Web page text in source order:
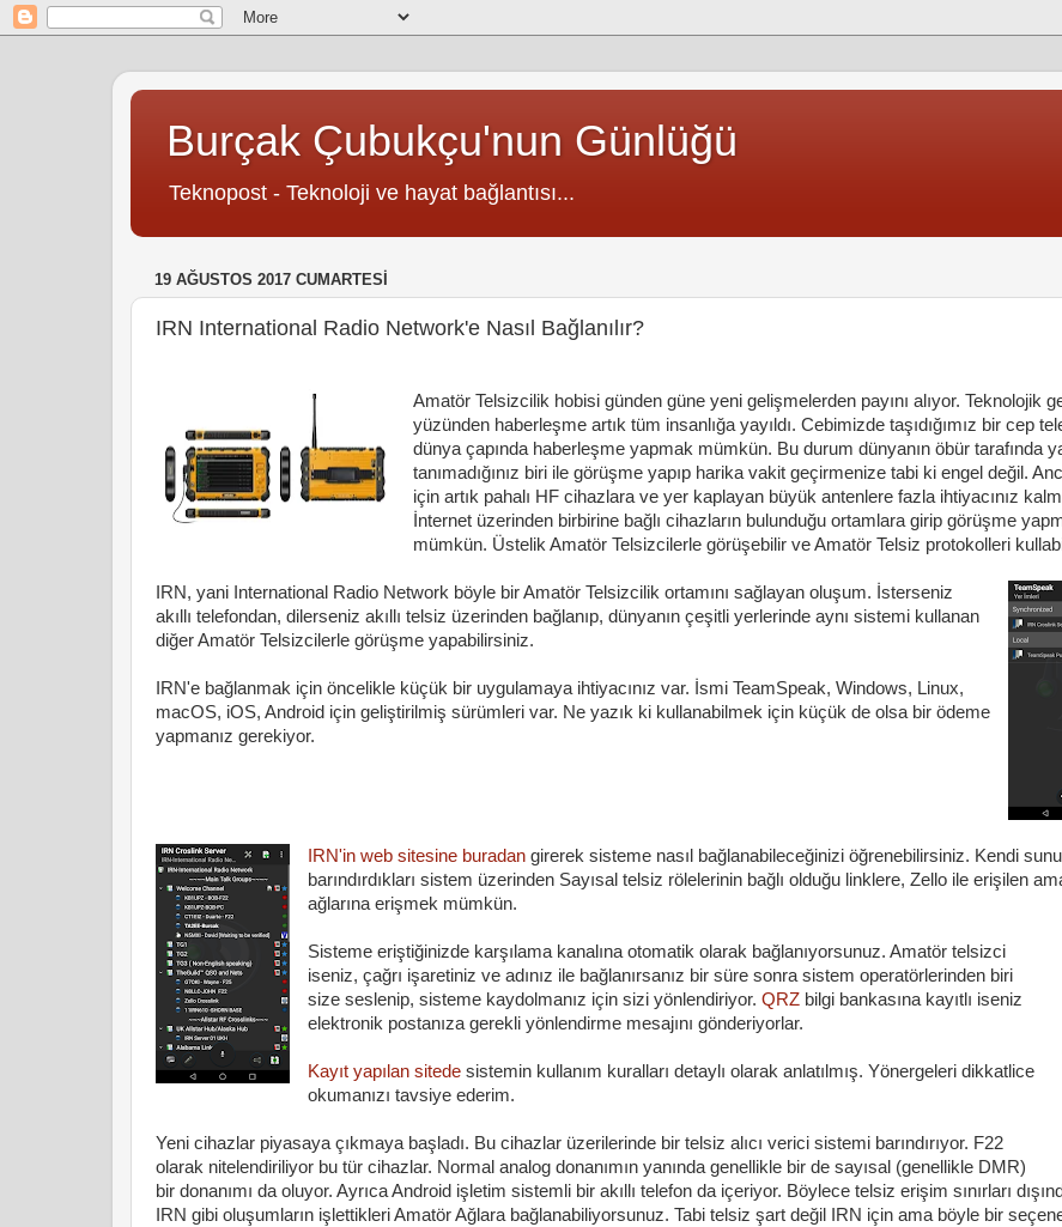
Burçak Çubukçu'nun Günlüğü
Teknopost - Teknoloji ve hayat bağlantısı...
19 AĞUSTOS 2017 CUMARTESI
IRN International Radio Network'e Nasıl Bağlanılır?
Amatör Telsizcilik hobisi günden güne yeni gelişmelerden payını alıyor. Teknolojik
yüzünden haberleşme artık tüm insanlığa yayıldı. Cebimizde taşıdığımız bir cep
dünya çapında haberleşme yapmak mümkün. Bu durum dünyanın öbür tarafında
tanımadığınız biri ile görüşme yapıp harika vakit geçirmenize tabi ki engel değil.
için artık pahalı HF cihazlara ve yer kaplayan büyük antenlere fazla ihtiyacınız
İnternet üzerinden birbirine bağlı cihazların bulunduğu ortamlara girip görüşme
mümkün. Üstelik Amatör Telsizcilerle görüşebilir ve Amatör Telsiz protokolleri
IRN, yani International Radio Network böyle bir Amatör Telsizcilik ortamını sağlayan oluşum. İsterseniz
akıllı telefondan, dilerseniz akıllı telsiz üzerinden bağlanıp, dünyanın çeşitli yerlerinde aynı sistemi kullanan
diğer Amatör Telsizcilerle görüşme yapabilirsiniz.
IRN'e bağlanmak için öncelikle küçük bir uygulamaya ihtiyacınız var. İsmi TeamSpeak, Windows, Linux,
macOS, iOS, Android için geliştirilmiş sürümleri var. Ne yazık ki kullanabilmek için küçük de olsa bir ödeme
yapmanız gerekiyor.
IRN'in web sitesine buradangirerek sisteme nasıl bağlanabileceğinizi öğrenebilirsiniz. Kendi
barındırdıkları sistem üzerinden Sayısal telsiz rölelerinin bağlı olduğu linklere, Zello ile erişilen
ağlarına erişmek mümkün.
Sisteme eriştiğinizde karşılama kanalına otomatik olarak bağlanıyorsunuz. Amatör telsizci
iseniz, çağrı işaretiniz ve adınız ile bağlanırsanız bir süre sonra sistem operatörlerinden biri
size seslenip, sisteme kaydolmanız için sizi yönlendiriyor. QRZbilgi bankasına kayıtlı iseniz
elektronik postanıza gerekli yönlendirme mesajını gönderiyorlar.
Kayıt yapılan sitedesistemin kullanım kuralları detaylı olarak anlatılmış. Yönergeleri dikkatlice
okumanızı tavsiye ederim.
Yeni cihazlar piyasaya çıkmaya başladı. Bu cihazlar üzerilerinde bir telsiz alıcı verici sistemi barındırıyor. F22
olarak nitelendiriliyor bu tür cihazlar. Normal analog donanımın yanında genellikle bir de sayısal (genellikle DMR)
bir donanımı da oluyor. Ayrıca Android işletim sistemli bir akıllı telefon da içeriyor. Böylece telsiz erişim sınırları
IRN gibi oluşumların işlettikleri Amatör Ağlara bağlanabiliyorsunuz. Tabi telsiz şart değil IRN için ama böyle bir